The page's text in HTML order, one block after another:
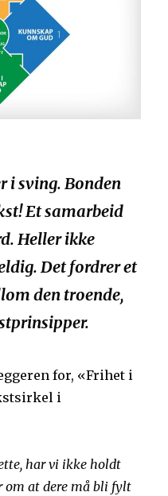
i sving. Bonden
Et samarbeid
Heller ikke
Det fordrer et
den troende,
for, «Frihet i
i
har vi ikke holdt
om at dere må bli fylt